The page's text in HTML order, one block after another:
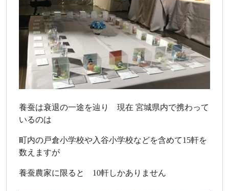
養蚕は衰退の一途を辿り 現在 宮城県内で携わって
いるのは
町内の戸倉小学校や入谷小学校などを含めて15軒を
数えますが
養蚕農家に限ると 10軒しかありません